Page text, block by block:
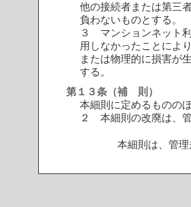
他の接続者または第三
負わないものとする。
３ マンションネット
用しなかったことによ
または物理的に損害が
する。
第１３条（補 則）
本細則に定めるものの
２ 本細則の改廃は、
本細則は、管